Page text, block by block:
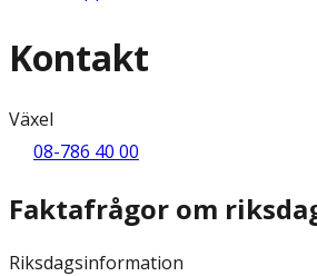
Kontakt
Växel
08-786 40 00
Faktafrågor om
Riksdagsinformation